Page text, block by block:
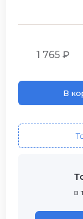
1 765 ₽
В
в